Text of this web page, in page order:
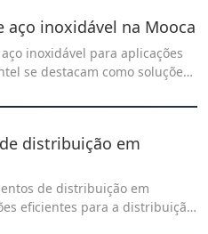
aço inoxidável na Mooca
inoxidável para aplicações
se destacam como soluções
cordoalhas de aço
distribuição em
de distribuição em
eficientes para a distribuição